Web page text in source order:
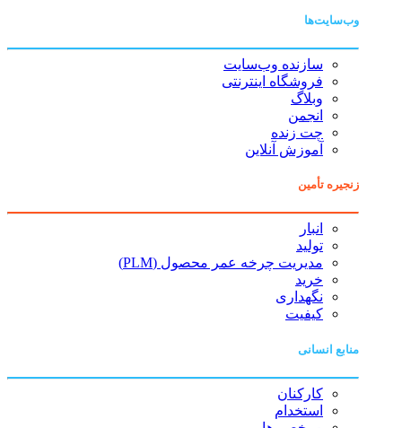
وب‌سایت‌ها
سازنده وب‌سایت
فروشگاه اینترنتی
وبلاگ
انجمن
چت زنده
آموزش آنلاین
زنجیره تأمین
انبار
تولید
مدیریت چرخه عمر محصول (PLM)
خرید
نگهداری
کیفیت
منابع انسانی
کارکنان
استخدام